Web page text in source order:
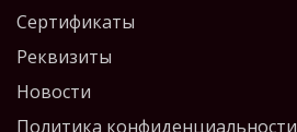
Сертификаты
Реквизиты
Новости
Политика конфиденциальности